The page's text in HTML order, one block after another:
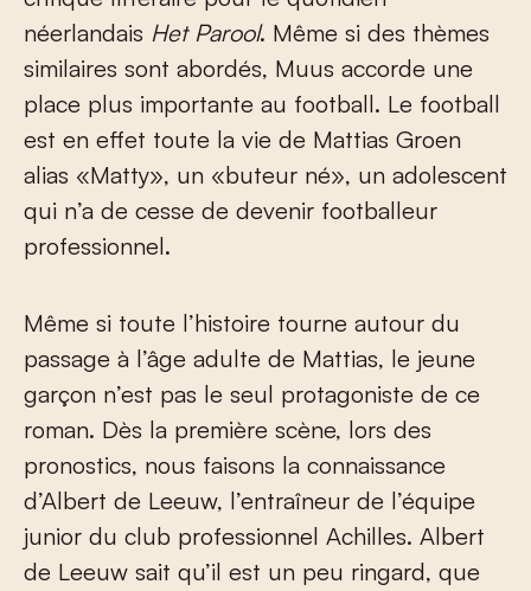
néerlandais Het Parool. Même si des thèmes
similaires sont abordés, Muus accorde une
place plus importante au football. Le football
est en effet toute la vie de Mattias Groen
alias «Matty», un «buteur né», un adolescent
qui n’a de cesse de devenir footballeur
professionnel.
Même si toute l’histoire tourne autour du
passage à l’âge adulte de Mattias, le jeune
garçon n’est pas le seul protagoniste de ce
roman. Dès la première scène, lors des
pronostics, nous faisons la connaissance
d’Albert de Leeuw, l’entraîneur de l’équipe
junior du club professionnel Achilles. Albert
de Leeuw sait qu’il est un peu ringard, que